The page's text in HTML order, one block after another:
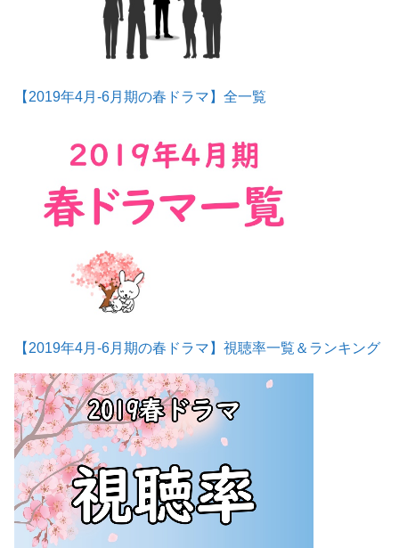
【2019年4月-6月期の春ドラマ】全一覧
【2019年4月-6月期の春ドラマ】視聴率一覧＆ランキング